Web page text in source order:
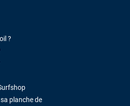
?
planche de